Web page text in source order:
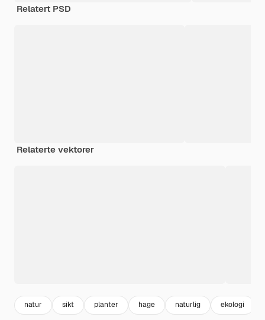
Relatert PSD
Relaterte vektorer
natur sikt planter hage naturlig ekologi